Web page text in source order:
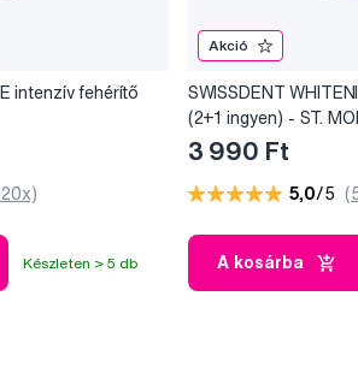
intenzív fehérítő
Készleten > 5 db
Akció
SWISSDENT
(2+1 ingyen) - ST.
3 990 Ft
5,0/5
A kosárba